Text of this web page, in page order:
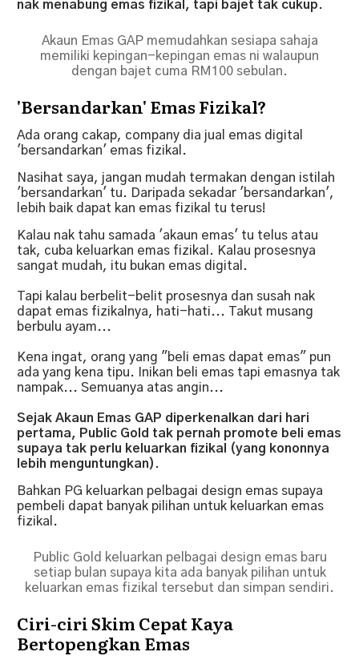
nak menabung emas fizikal, tapi bajet tak cukup.
Akaun Emas GAP memudahkan sesiapa sahaja
memiliki kepingan-kepingan emas ni walaupun
dengan bajet cuma RM100 sebulan.
'Bersandarkan' Emas Fizikal?
Ada orang cakap, company dia jual emas digital
'bersandarkan' emas fizikal.
Nasihat saya, jangan mudah termakan dengan istilah
'bersandarkan' tu. Daripada sekadar 'bersandarkan',
lebih baik dapat kan emas fizikal tu terus!
Kalau nak tahu samada 'akaun emas' tu telus atau
tak, cuba keluarkan emas fizikal. Kalau prosesnya
sangat mudah, itu bukan emas digital.
Tapi kalau berbelit-belit prosesnya dan susah nak
dapat emas fizikalnya, hati-hati... Takut musang
berbulu ayam...
Kena ingat, orang yang "beli emas dapat emas" pun
ada yang kena tipu. Inikan beli emas tapi emasnya tak
nampak... Semuanya atas angin...
Sejak Akaun Emas GAP diperkenalkan dari hari
pertama, Public Gold tak pernah promote beli emas
supaya tak perlu keluarkan fizikal (yang kononnya
lebih menguntungkan).
Bahkan PG keluarkan pelbagai design emas supaya
pembeli dapat banyak pilihan untuk keluarkan emas
fizikal.
Public Gold keluarkan pelbagai design emas baru
setiap bulan supaya kita ada banyak pilihan untuk
keluarkan emas fizikal tersebut dan simpan sendiri.
Ciri-ciri Skim Cepat Kaya
Bertopengkan Emas